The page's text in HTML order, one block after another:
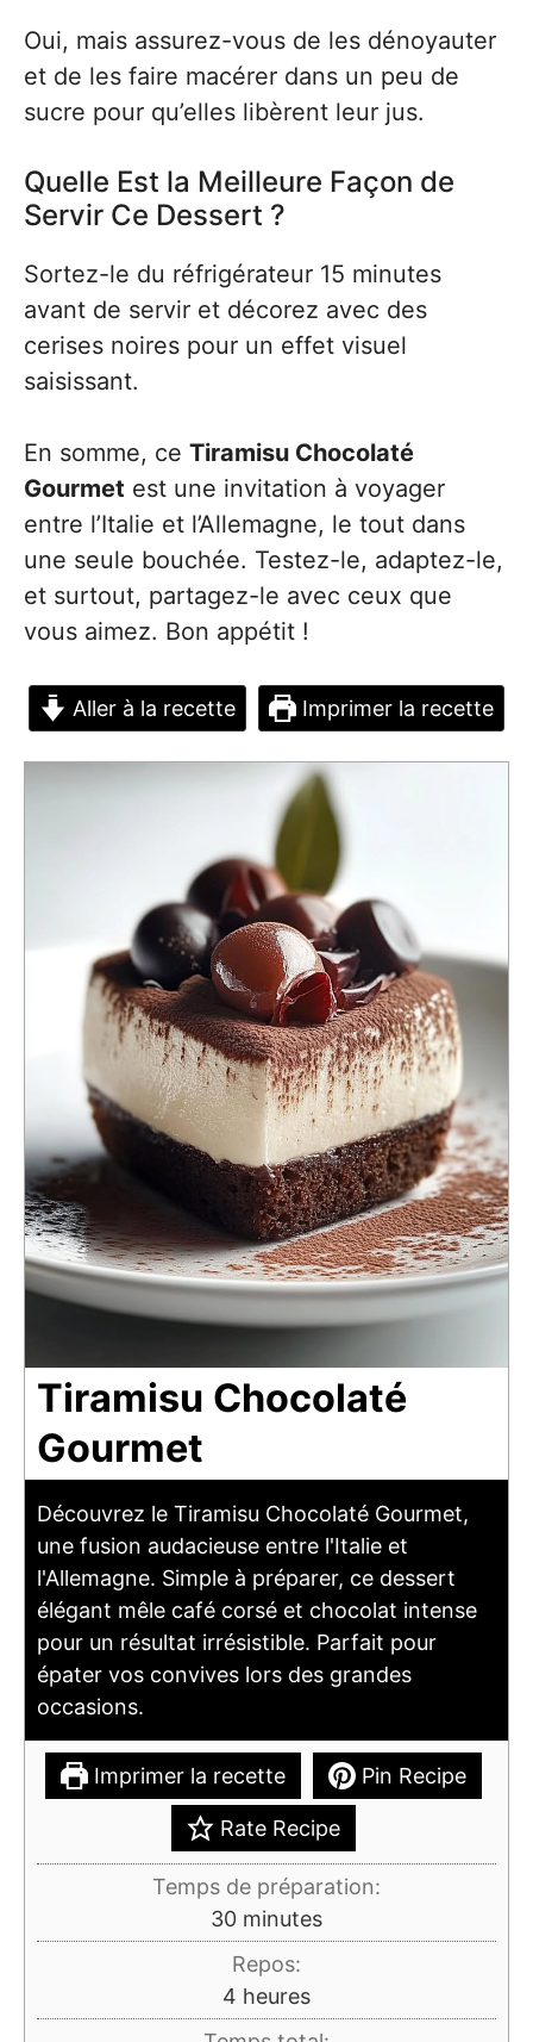
Oui, mais assurez-vous de les dénoyauter
et de les faire macérer dans un peu de
sucre pour qu’elles libèrent leur jus.
Quelle Est la Meilleure Façon de
Servir Ce Dessert ?
Sortez-le du réfrigérateur 15 minutes
avant de servir et décorez avec des
cerises noires pour un effet visuel
saisissant.
En somme, ce Tiramisu Chocolaté
Gourmet est une invitation à voyager
entre l’Italie et l’Allemagne, le tout dans
une seule bouchée. Testez-le, adaptez-le,
et surtout, partagez-le avec ceux que
vous aimez. Bon appétit !
Aller à la recette Imprimer la recette
Tiramisu Chocolaté
Gourmet
Découvrez le Tiramisu Chocolaté Gourmet,
une fusion audacieuse entre l'Italie et
l'Allemagne. Simple à préparer, ce dessert
élégant mêle café corsé et chocolat intense
pour un résultat irrésistible. Parfait pour
épater vos convives lors des grandes
occasions.
Imprimer la recette Pin Recipe
Rate Recipe
Temps de préparation:
30minutes
minutes
Repos:
4 heures
heures